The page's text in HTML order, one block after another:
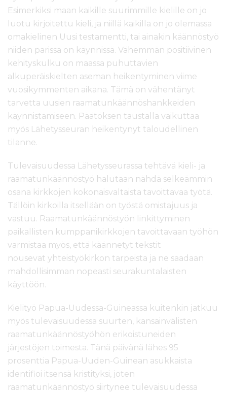
Esimerkiksi maan kaikille suurimmille kielille on jo
luotu kirjoitettu kieli, ja niillä kaikilla on jo olemassa
omakielinen Uusi testamentti, tai ainakin käännöstyö
niiden parissa on käynnissä. Vähemmän positiivinen
kehityskulku on maassa puhuttavien
alkuperäiskielten aseman heikentyminen viime
vuosikymmenten aikana. Tämä on vähentänyt
tarvetta uusien raamatunkäännöshankkeiden
käynnistämiseen. Päätöksen taustalla vaikuttaa
myös Lähetysseuran heikentynyt taloudellinen
tilanne.
Tulevaisuudessa Lähetysseurassa tehtävä kieli- ja
raamatunkäännöstyö halutaan nähdä selkeämmin
osana kirkkojen kokonaisvaltaista tavoittavaa työtä.
Tällöin kirkoilla itsellään on työstä omistajuus ja
vastuu. Raamatunkäännöstyön linkittyminen
paikallisten kumppanikirkkojen tavoittavaan työhön
varmistaa myös, että käännetyt tekstit
nousevat yhteistyökirkon tarpeista ja ne saadaan
mahdollisimman nopeasti seurakuntalaisten
käyttöön.
Kielityö Papua-Uudessa-Guineassa kuitenkin jatkuu
myös tulevaisuudessa suurten, kansainvälisten
raamatunkäännöstyöhön erikoistuneiden
järjestöjen toimesta. Tänä päivänä lähes 95
prosenttia Papua-Uuden-Guinean asukkaista
identifioi itsensä kristityksi, joten
raamatunkäännöstyö siirtynee tulevaisuudessa